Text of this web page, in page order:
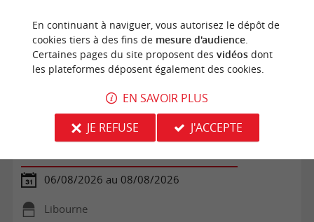
Fest'Arts 2026
06/08/2026 au 08/08/2026
Libourne
En continuant à naviguer, vous autorisez le dépôt de
cookies tiers à des fins de mesure d'audience.
Certaines pages du site proposent des vidéosdont
les plateformes déposent également des cookies.
EN SAVOIR PLUS
JE REFUSE
J'ACCEPTE